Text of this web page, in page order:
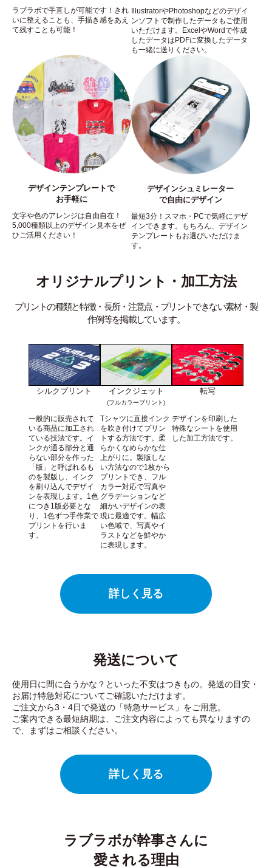
ラブラボで手直しが可能です！きれ
いに整えることも、手描き感をあえ
て残すことも可能！
IllustratorやPhotoshopなどのデザイ
ンソフトで制作したデータもご使用
いただけます。ExcelやWordで作成
したデータはPDFに変換したデータ
も一緒に送りください。
デザインテンプレートで
お手軽に
文字や色のアレンジは自由自在！
5,000種類以上のデザイン見本をぜ
ひご活用ください！
デザインシュミレーター
で自由にデザイン
最短3分！スマホ・PCで気軽にデザ
インできます。もちろん、デザイン
テンプレートもお選びいただけま
す。
オリジナルプリント・加工方法
プリントの種類と特徴・長所・注意点・プリントできない素材・製
作例等を掲載しています。
シルクプリント
一般的に販売されて
いる商品に加工され
ている技法です。イ
ンクが通る部分と通
らない部分を作った
「版」と呼ばれるも
のを製版し、インク
を刷り込んでデザイ
ンを表現します。1色
につき1版必要とな
り、1色ずつ手作業で
プリントを行いま
す。
インクジェット
(フルカラープリント)
Tシャツに直接インク
を吹き付けてプリン
トする方法です。柔
らかくなめらかな仕
上がりに。製版しな
い方法なので1枚から
プリントでき、フル
カラー対応で写真や
グラデーションなど
細かいデザインの表
現に最適です。幅広
い色域で、写真やイ
ラストなどを鮮やか
に表現します。
転写
デザインを印刷した
特殊なシートを使用
した加工方法です。
詳しく見る
発送について
使用日に間に合うかな？といった不安はつきもの。発送の目安・
お届け特急対応についてご確認いただけます。
ご注文から3・4日で発送の「特急サービス」をご用意。
ご案内できる最短納期は、ご注文内容によっても異なりますの
で、まずはご相談ください。
詳しく見る
ラブラボが幹事さんに
愛される理由